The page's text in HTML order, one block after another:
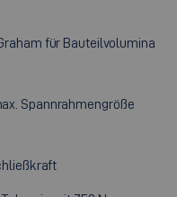
für Bauteilvolumina
Spannrahmengröße